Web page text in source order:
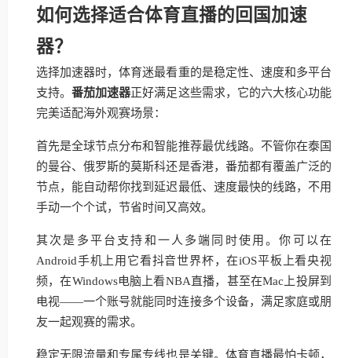
如何选择适合体育直播的回国加速
器？
选择加速器时，体育迷最看重的是稳定性、速度和多平台
支持。番茄加速器正好满足这些需求，它的六大核心功能
完美适配海外观赛场景：
首先是全球节点分布和智能推荐最优线路。不管你在泰国
的曼谷、俄罗斯的莫斯科还是香港，番茄都有覆盖广泛的
节点，能自动帮你找到延迟最低、速度最快的线路，不用
手动一个个试，节省时间又高效。
其次是多平台支持和一人多端同时使用。你可以在
Android手机上用它看抖音世界杯，在iOS平板上看央视
频，在Windows电脑上看NBA直播，甚至在Mac上投屏到
电视——一个账号就能同时连接多个设备，满足家庭或朋
友一起观赛的需求。
稳定无限流量和专属专线也是关键。体育直播最怕卡顿，